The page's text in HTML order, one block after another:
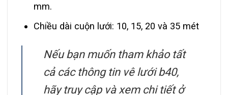
mm.
Chiều dài cuộn lưới: 10, 15, 20 và 35 mét
Nếu bạn muốn tham khảo tất
cả các thông tin vê lưới b40,
hãy truy cập và xem chi tiết ở